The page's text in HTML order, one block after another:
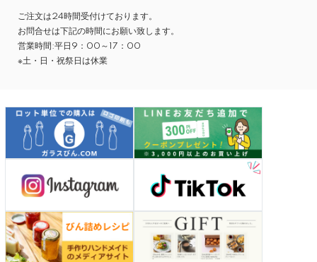
ご注文は24時間受付けております。
お問合せは下記の時間にお願い致します。
営業時間:平日9：00～17：00
※土・日・祝祭日は休業